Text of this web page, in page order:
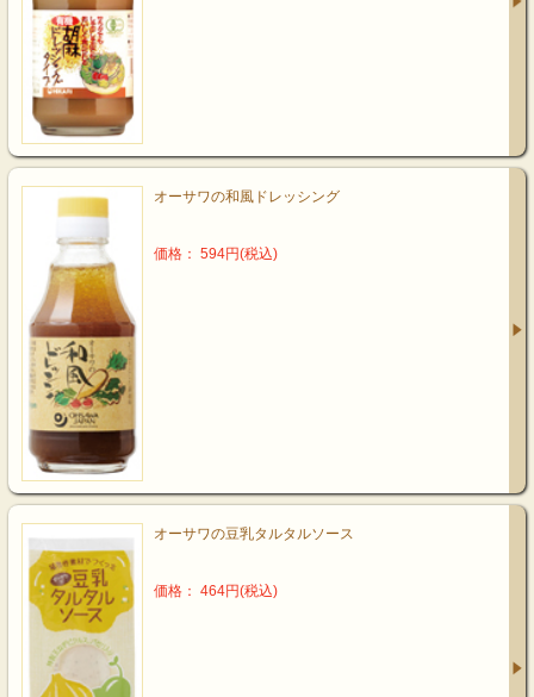
オーサワの和風ドレッシング
価格： 594円(税込)
オーサワの豆乳タルタルソース
価格： 464円(税込)